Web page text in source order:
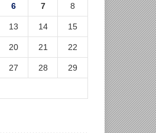
6 7 8
13 14 15
20 21 22
27 28 29